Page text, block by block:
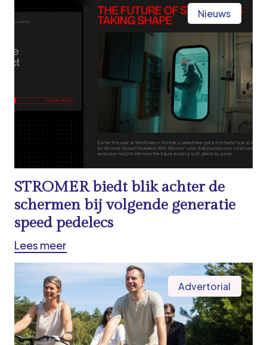
Nieuws
STROMER biedt blik achter de
schermen bij volgende generatie
speed pedelecs
Lees meer
Advertorial